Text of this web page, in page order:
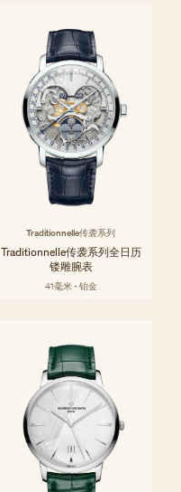
Traditionnelle传袭系列
Traditionnelle传袭系列全日历
镂雕腕表
41毫米 - 铂金